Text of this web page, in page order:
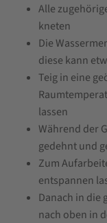
Alle
kneten
Die
diese kann
Teig in eine
lassen
Während der
gedehnt und
Zum
entspannen
Danach in die
nach oben in